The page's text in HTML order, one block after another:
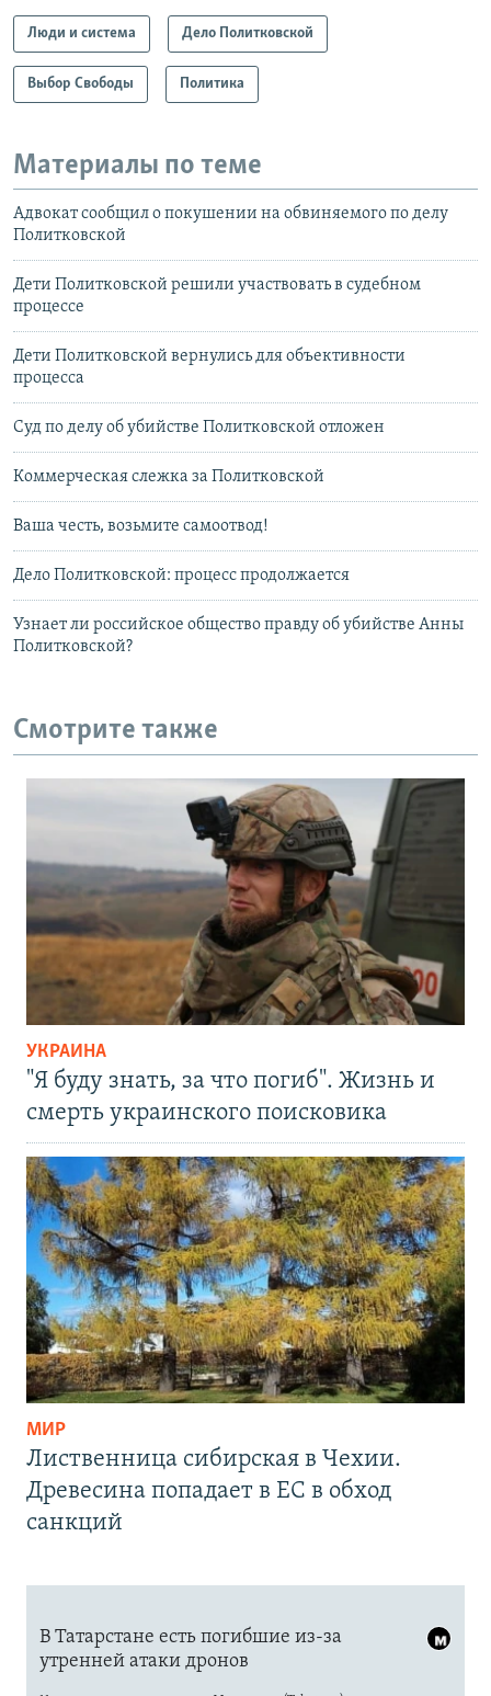
Люди и система Дело Политковской
Выбор Свободы Политика
Материалы по теме
Адвокат сообщил о покушении на обвиняемого по делу
Политковской
Дети Политковской решили участвовать в судебном
процессе
Дети Политковской вернулись для объективности
процесса
Суд по делу об убийстве Политковской отложен
Коммерческая слежка за Политковской
Ваша честь, возьмите самоотвод!
Дело Политковской: процесс продолжается
Узнает ли российское общество правду об убийстве Анны
Политковской?
Смотрите также
УКРАИНА
"Я буду знать, за что погиб". Жизнь и
смерть украинского поисковика
МИР
Лиственница сибирская в Чехии.
Древесина попадает в ЕС в обход
санкций